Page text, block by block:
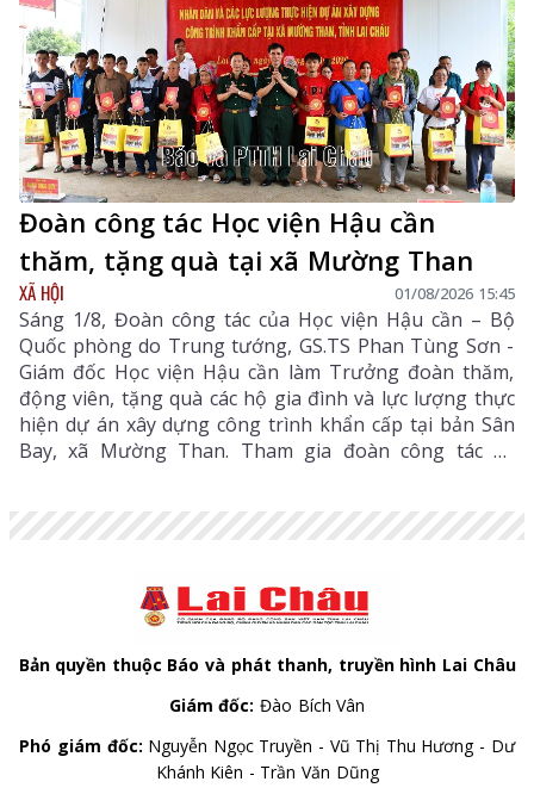
Đoàn công tác Học viện Hậu cần
thăm, tặng quà tại xã Mường Than
XÃ HỘI 01/08/2026 15:45
Sáng 1/8, Đoàn công tác của Học viện Hậu cần – Bộ
Quốc phòng do Trung tướng, GS.TS Phan Tùng Sơn -
Giám đốc Học viện Hậu cần làm Trưởng đoàn thăm,
động viên, tặng quà các hộ gia đình và lực lượng thực
hiện dự án xây dựng công trình khẩn cấp tại bản Sân
Bay, xã Mường Than. Tham gia đoàn công tác có
Bản quyền thuộc Báo và phát thanh, truyền hình Lai Châu
Giám đốc: Đào Bích Vân
Phó giám đốc: Nguyễn Ngọc Truyền - Vũ Thị Thu Hương - Dư
Khánh Kiên - Trần Văn Dũng